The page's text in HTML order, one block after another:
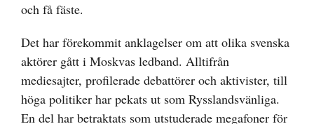
och få fäste.
Det har förekommit anklagelser om att olika svenska
aktörer gått i Moskvas ledband. Alltifrån
mediesajter, profilerade debattörer och aktivister, till
höga politiker har pekats ut som Rysslandsvänliga.
En del har betraktats som utstuderade megafoner för